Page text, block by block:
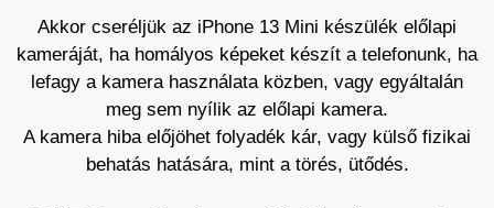
Akkor cseréljük az iPhone 13 Mini készülék előlapi
kameráját, ha homályos képeket készít a telefonunk, ha
lefagy a kamera használata közben, vagy egyáltalán
meg sem nyílik az előlapi kamera.
A kamera hiba előjöhet folyadék kár, vagy külső fizikai
behatás hatására, mint a törés, ütődés.